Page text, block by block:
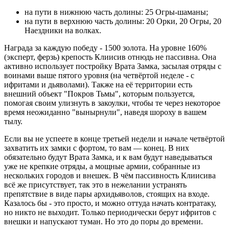
на пути в нижнюю часть долины: 25 Огры-шаманы;
на пути в верхнюю часть долины: 20 Орки, 20 Огры, 20
Наездники на волках.
Награда за каждую победу - 1500 золота. На уровне 160%
(эксперт, ферзь) крепость Клиисив отнюдь не пассивна. Она
активно использует постройку Врата Замка, засылая отряды с
воинами выше пятого уровня (на четвёртой неделе - с
ифритами и дьяволами). Также на её территории есть
внешний объект "Покров Тьмы", которым пользуется,
помогая своим улизнуть в закоулки, чтобы те через некоторое
время неожиданно "вынырнули", наведя шороху в вашем
тылу.
Если вы не успеете в конце третьей недели и начале четвёртой
захватить их замки с фортом, то вам — конец. В них
обязательно будут Врата Замка, и к вам будут наведываться
уже не крепкие отряды, а мощные армии, собранные из
нескольких городов и внешек. В чём пассивность Клиисива
всё же присутствует, так это в нежелании устранять
препятствие в виде пары архидьяволов, стоящих на входе.
Казалось бы - это просто, и можно оттуда начать контратаку,
но никто не выходит. Только периодически берут ифритов с
внешки и напускают туман. Но это до поры до времени.